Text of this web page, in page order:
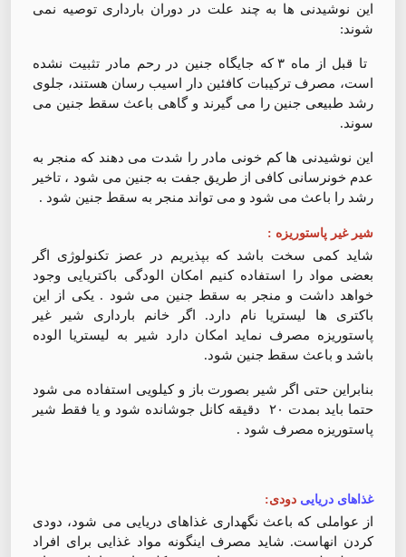
این نوشیدنی ها به چند علت در دوران بارداری توصیه نمی
شوند:
تا قبل از ماه ۳ که جایگاه جنین در رحم مادر تثبیت نشده
است، مصرف ترکیبات کافئین دار اسیب رسان هستند، جلوی
رشد طبیعی جنین را می گیرند و گاهی باعث سقط جنین می
سوند.
این نوشیدنی ها کم خونی مادر را شدت می دهند که منجر به
عدم خونرسانی کافی از طریق جفت به جنین می شود ، تاخیر
رشد را باعث می شود و می تواند منجر به سقط جنین شود .
شیر غیر پاستوریزه :
شاید کمی سخت باشد که بپذیریم در عصز تکنولوژی اگر
بعضی مواد را استفاده کنیم امکان الودگی باکتریایی وجود
خواهد داشت و منجر به سقط جنین می شود . یکی از این
باکتری ها لیستریا نام دارد. اگر خانم بارداری شیر غیر
پاستوریزه مصرف نماید امکان دارد شیر به لیستریا الوده
باشد و باعث سقط جنین شود.
بنابراین حتی اگر شیر بصورت باز و کیلویی استفاده می شود
حتما باید بمدت ۲۰ دقیقه کانل جوشانده شود و یا فقط شیر
پاستوریزه مصرف شود .
غذاهای دریایی دودی:
از عواملی که باعث نگهداری غذاهای دریایی می شود، دودی
کردن انهاست. شاید مصرف اینگونه مواد غذایی برای افراد